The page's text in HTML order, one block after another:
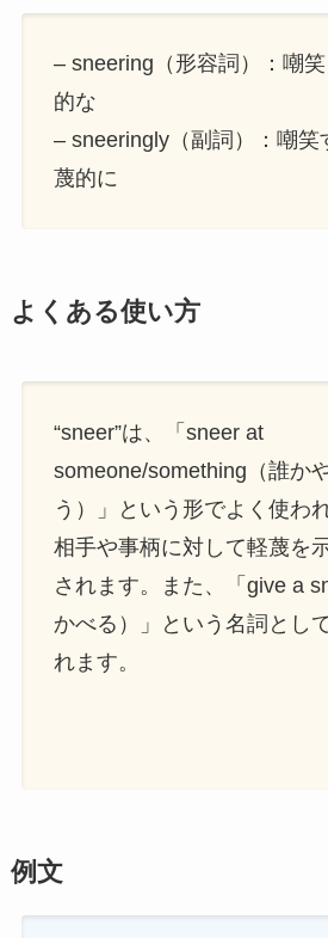
– sneering（形容詞）：嘲
的な
– sneeringly（副詞）：嘲笑
蔑的に
よくある使い方
“sneer”は、「sneer at
someone/something（誰か
う）」という形でよく使わ
相手や事柄に対して軽蔑を
されます。また、「give a
かべる）」という名詞とし
れます。
例文